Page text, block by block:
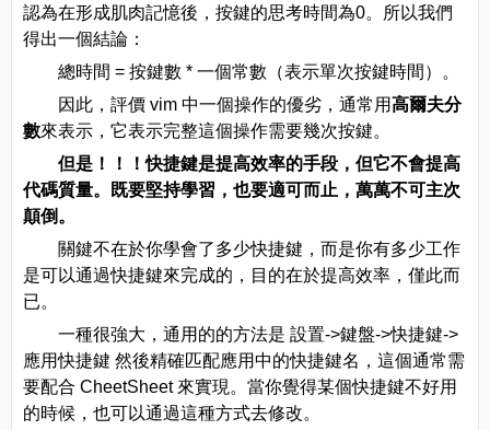
認為在形成肌肉記憶後，按鍵的思考時間為0。所以我們
得出一個結論：
總時間 = 按鍵數 * 一個常數（表示單次按鍵時間）。
因此，評價 vim 中一個操作的優劣，通常用高爾夫分
數來表示，它表示完整這個操作需要幾次按鍵。
但是！！！快捷鍵是提高效率的手段，但它不會提高
代碼質量。既要堅持學習，也要適可而止，萬萬不可主次
顛倒。
關鍵不在於你學會了多少快捷鍵，而是你有多少工作
是可以通過快捷鍵來完成的，目的在於提高效率，僅此而
已。
一種很強大，通用的的方法是 設置->鍵盤->快捷鍵->
應用快捷鍵 然後精確匹配應用中的快捷鍵名，這個通常需
要配合 CheetSheet 來實現。當你覺得某個快捷鍵不好用
的時候，也可以通過這種方式去修改。